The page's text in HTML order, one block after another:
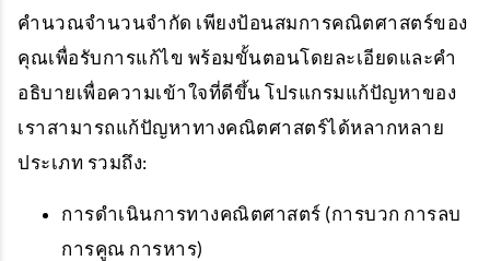
คำนวณจำนวนจำกัด เพียงป้อนสมการคณิตศาสตร์ของ
คุณเพื่อรับการแก้ไข พร้อมขั้นตอนโดยละเอียดและคำ
อธิบายเพื่อความเข้าใจที่ดีขึ้น โปรแกรมแก้ปัญหาของ
เราสามารถแก้ปัญหาทางคณิตศาสตร์ได้หลากหลาย
ประเภท รวมถึง:
การดำเนินการทางคณิตศาสตร์ (การบวก การลบ
การคูณ การหาร)